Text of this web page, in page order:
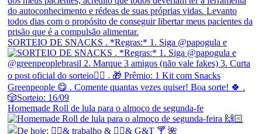
SORTEIO DE SNACKS . *Regras:* 1. Siga @papogula e
Homemade Roll de lula para o almoço de segunda-fe